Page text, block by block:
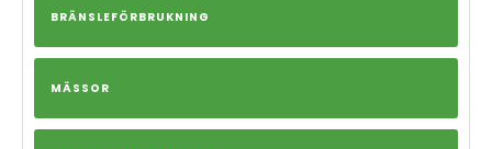
BRÄNSLEFÖRBRUKNING
MÄSSOR